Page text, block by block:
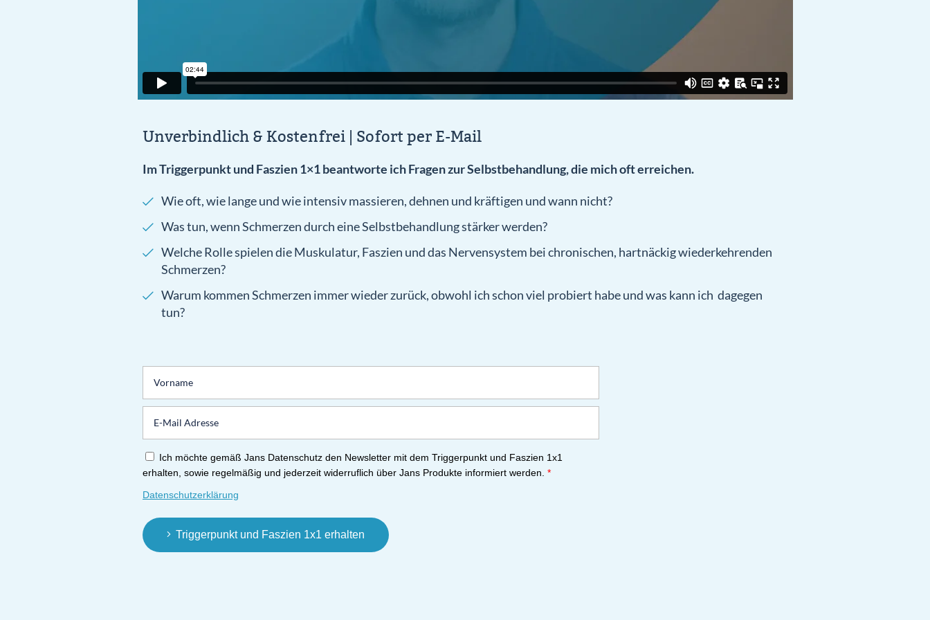
Unverbindlich & Kostenfrei | Sofort per E-Mail
Im Triggerpunkt und Faszien 1×1 beantworte ich Fragen zur Selbstbehandlung, die mich oft erreichen.
Wie oft, wie lange und wie intensiv massieren, dehnen und kräftigen und wann nicht?
Was tun, wenn Schmerzen durch eine Selbstbehandlung stärker werden?
Welche Rolle spielen die Muskulatur, Faszien und das Nervensystem bei chronischen, hartnäckig wiederkehrenden
Schmerzen?
Warum kommen Schmerzen immer wieder zurück, obwohl ich schon viel probiert habe und was kann ich dagegen
tun?
Ich möchte gemäß Jans Datenschutz den Newsletter mit dem Triggerpunkt und Faszien 1x1
erhalten, sowie regelmäßig und jederzeit widerruflich über Jans Produkte informiert werden. *
Datenschutzerklärung
Triggerpunkt und Faszien 1x1 erhalten